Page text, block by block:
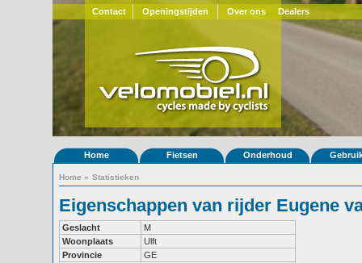
Contact Openingstijden Over ons Dealers
Home Fietsen Onderhoud
Home » Statistieken
Eigenschappen van rijder Eugene
Geslacht
M
Woonplaats
Ulft
Provincie
GE